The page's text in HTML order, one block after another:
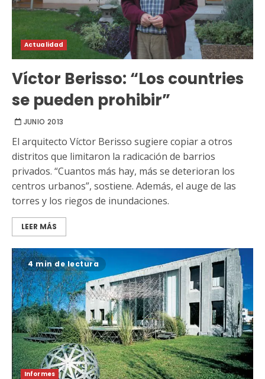
Actualidad
Víctor Berisso: “Los countries
se pueden prohibir”
JUNIO 2013
El arquitecto Víctor Berisso sugiere copiar a otros
distritos que limitaron la radicación de barrios
privados. “Cuantos más hay, más se deterioran los
centros urbanos”, sostiene. Además, el auge de las
torres y los riegos de inundaciones.
LEER MÁS
4 min de lectura
Informes